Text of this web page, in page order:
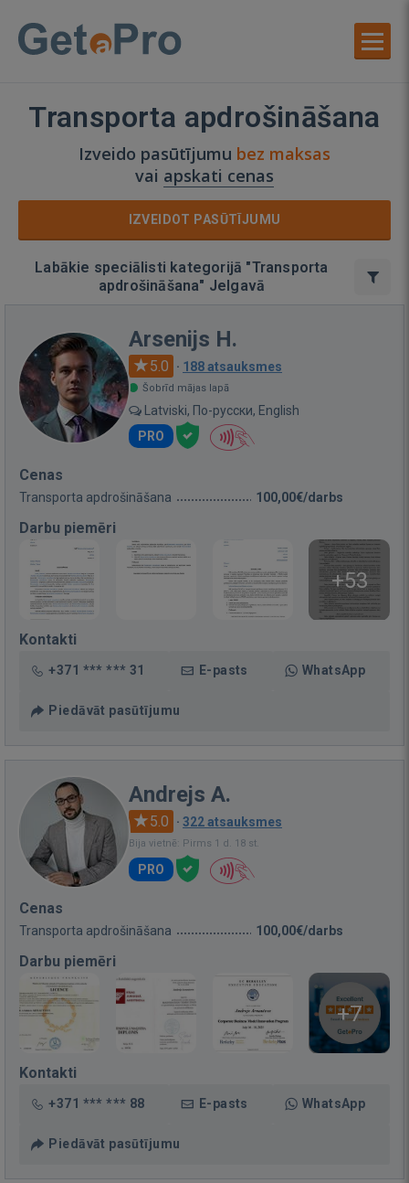
Transporta apdrošināšana
Izveido pasūtījumu bez maksas
vai apskati cenas
IZVEIDOT PASŪTĪJUMU
Labākie speciālisti kategorijā "Transporta
apdrošināšana" Jelgavā
Arsenijs H.
5.0 · 188 atsauksmes
Šobrīd mājas lapā
Latviski, По-русски, English
PRO
Cenas
Transporta apdrošināšana 100,00€/darbs
Darbu piemēri
+53
Kontakti
+371 *** *** 31 E-pasts WhatsApp
Piedāvāt pasūtījumu
Andrejs A.
5.0 · 322 atsauksmes
Bija vietnē: Pirms 1 d. 18 st.
PRO
Cenas
Transporta apdrošināšana 100,00€/darbs
Darbu piemēri
+7
Kontakti
+371 *** *** 88 E-pasts WhatsApp
Piedāvāt pasūtījumu